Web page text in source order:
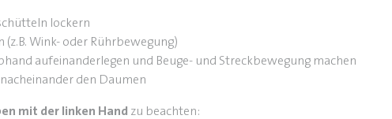
lockern
Wink- oder Rührbewegung)
aufeinanderlegen und Beuge- und Streckbewegung machen
den Daumen
mit der linken Hand zu beachten: